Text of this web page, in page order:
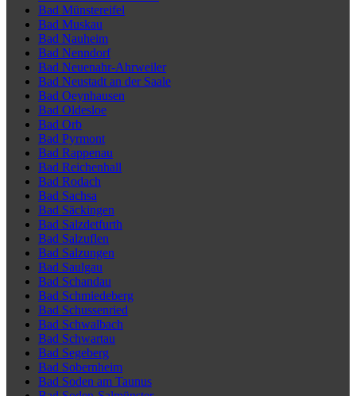
Bad Münstereifel
Bad Muskau
Bad Nauheim
Bad Nenndorf
Bad Neuenahr-Ahrweiler
Bad Neustadt an der Saale
Bad Oeynhausen
Bad Oldesloe
Bad Orb
Bad Pyrmont
Bad Rappenau
Bad Reichenhall
Bad Rodach
Bad Sachsa
Bad Säckingen
Bad Salzdetfurth
Bad Salzuflen
Bad Salzungen
Bad Saulgau
Bad Schandau
Bad Schmiedeberg
Bad Schussenried
Bad Schwalbach
Bad Schwartau
Bad Segeberg
Bad Sobernheim
Bad Soden am Taunus